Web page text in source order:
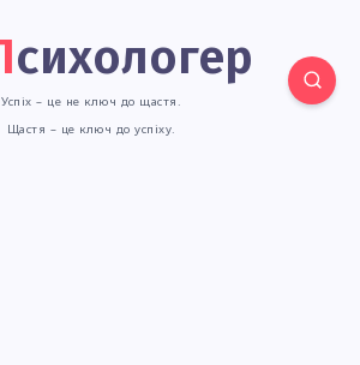
Психологер
Успіх – це не ключ до щастя.
Щастя – це ключ до успіху.